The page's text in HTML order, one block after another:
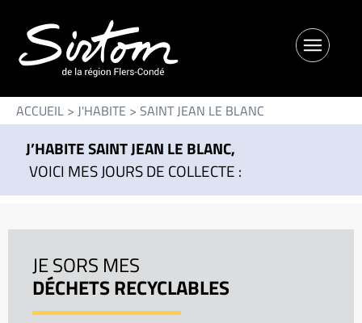
ACCUEIL > J'HABITE > SAINT JEAN LE BLANC
J’HABITE SAINT JEAN LE BLANC,
VOICI MES JOURS DE COLLECTE :
JE SORS MES
DÉCHETS RECYCLABLES